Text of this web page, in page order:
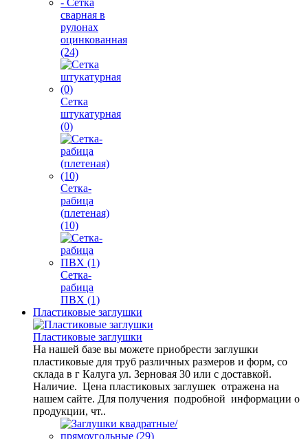
- Сетка
сварная в
рулонах
оцинкованная
(24)
Сетка
штукатурная
(0)
Сетка-
рабица
(плетеная)
(10)
Сетка-
рабица
ПВХ (1)
Пластиковые заглушки
Пластиковые заглушки
На нашей базе вы можете приобрести заглушки
пластиковые для труб различных размеров и форм, со
склада в г Калуга ул. Зерновая 30 или с доставкой.
Наличие. Цена пластиковых заглушек отражена на
нашем сайте. Для получения подробной информации о
продукции, чт..